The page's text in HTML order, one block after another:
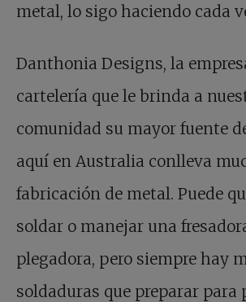
metal, lo sigo haciendo cada
Danthonia Designs, la
cartelería que le brinda a
comunidad su mayor fuente
aquí en Australia conlleva
fabricación de metal. Puede
soldar o manejar una
plegadora, pero siempre hay
soldaduras que preparar para